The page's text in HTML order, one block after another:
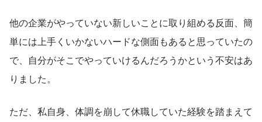
他の企業がやっていない新しいことに取り組める反面、簡
単には上手くいかないハードな側面もあると思っていたの
で、自分がそこでやっていけるんだろうかという不安はあ
りました。
ただ、私自身、体調を崩して休職していた経験を踏まえて